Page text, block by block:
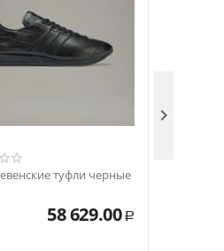
туфли черные
58 629.00 Р
